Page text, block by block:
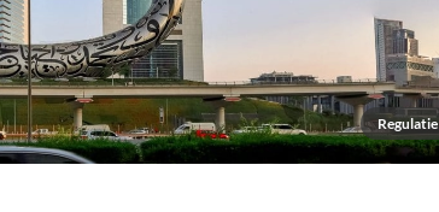
Regulatie